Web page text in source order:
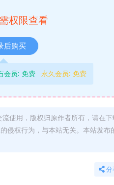
权限查看
后购买
会员: 免费 永久会员: 免费
使用，版权归原作者所有，请在
侵权行为，与本站无关。本站发布
分